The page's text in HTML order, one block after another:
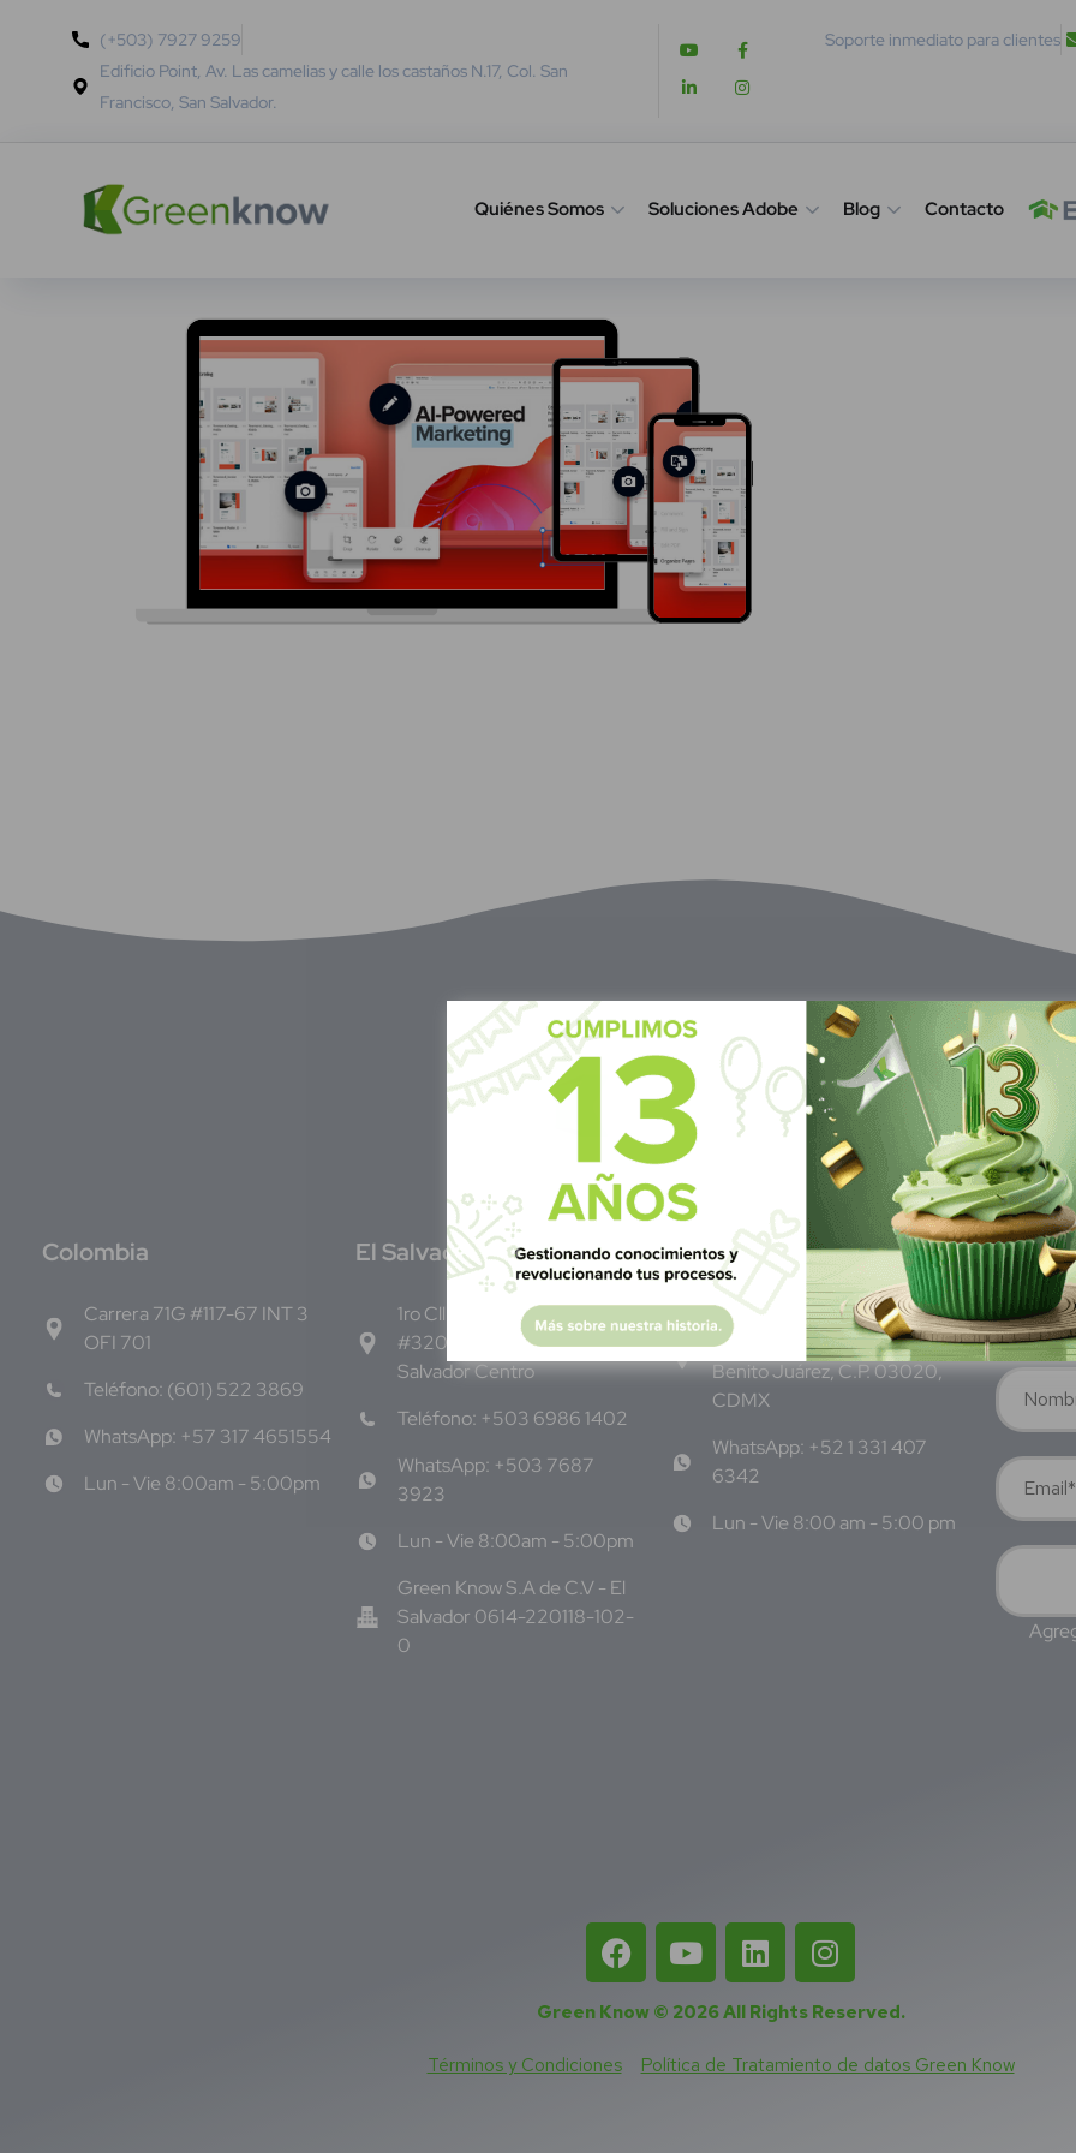
(+503) 7927 9259
Edificio Point, Av. Las camelias y calle los castaños N.17, Col. San
Francisco, San Salvador.
Soporte inmediato para clientes
Quiénes Somos Soluciones Adobe Blog Contacto
Colombia
Carrera 71G #117-67 INT 3
OFI 701
Teléfono: (601) 522 3869
WhatsApp: +57 317 4651554
Lun - Vie 8:00am - 5:00pm
El Salvador
1ro Cll Pte, y 61 Av Nte,
#3206, Local 9, San
Salvador Centro
Teléfono: +503 6986 1402
WhatsApp: +503 7687
3923
Lun - Vie 8:00am - 5:00pm
Green Know S.A de C.V - El
Salvador 0614-220118-102-
0
México
Calle Pitágoras 234, Col.
Narvarte Poniente, Alcaldía
Benito Juárez, C.P. 03020,
CDMX
WhatsApp: +52 1 331 407
6342
Lun - Vie 8:00 am - 5:00 pm
S
Green Know © 2026All Rights Reserved.
Términos y Condiciones Política de Tratamiento de datos Green Know